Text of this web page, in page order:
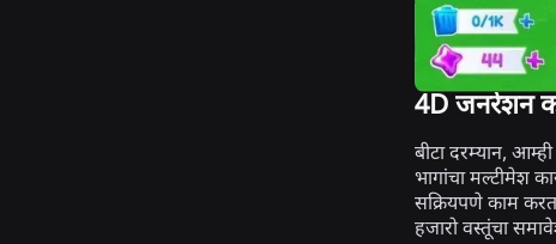
4D जनरेशन
बीटा दरम्यान,
भागांचा मल्टीमेश
सक्रियपणे काम
हजारो वस्तूंचा